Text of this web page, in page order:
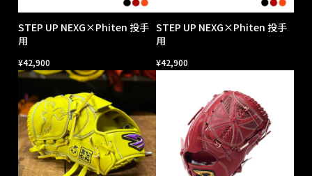
STEP UP NEXG×Phiten 投手
用
¥42,900
STEP UP NEXG×Phiten 投手
用
¥42,900